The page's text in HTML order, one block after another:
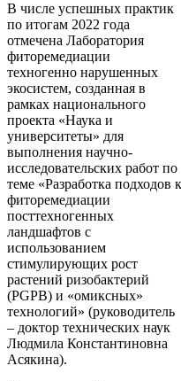
В числе успешных практик
по итогам 2022 года
отмечена Лаборатория
фиторемедиации
техногенно нарушенных
экосистем, созданная в
рамках национального
проекта «Наука и
университеты» для
выполнения научно-
исследовательских работ по
теме «Разработка подходов к
фиторемедиации
посттехногенных
ландшафтов с
использованием
стимулирующих рост
растений ризобактерий
(PGPB) и «омиксных»
технологий» (руководитель
– доктор технических наук
Людмила Константиновна
Асякина).